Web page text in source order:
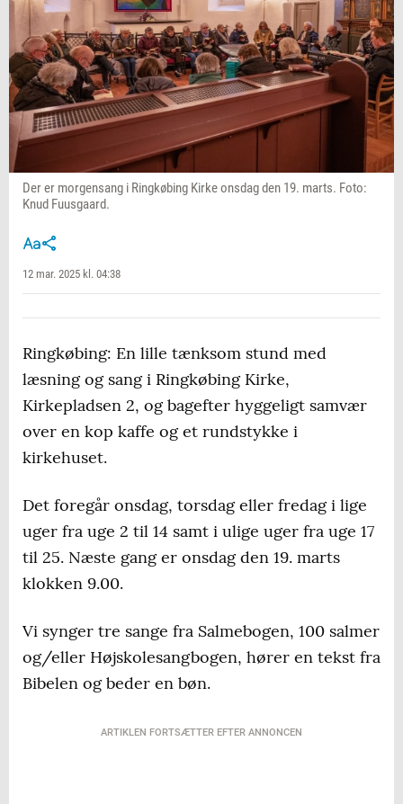
Der er morgensang i Ringkøbing Kirke onsdag den 19. marts. Foto:
Knud Fuusgaard.
12 mar. 2025 kl. 04:38
Ringkøbing: En lille tænksom stund med
læsning og sang i Ringkøbing Kirke,
Kirkepladsen 2, og bagefter hyggeligt samvær
over en kop kaffe og et rundstykke i
kirkehuset.
Det foregår onsdag, torsdag eller fredag i lige
uger fra uge 2 til 14 samt i ulige uger fra uge 17
til 25. Næste gang er onsdag den 19. marts
klokken 9.00.
Vi synger tre sange fra Salmebogen, 100 salmer
og/eller Højskolesangbogen, hører en tekst fra
Bibelen og beder en bøn.
ARTIKLEN FORTSÆTTER EFTER ANNONCEN